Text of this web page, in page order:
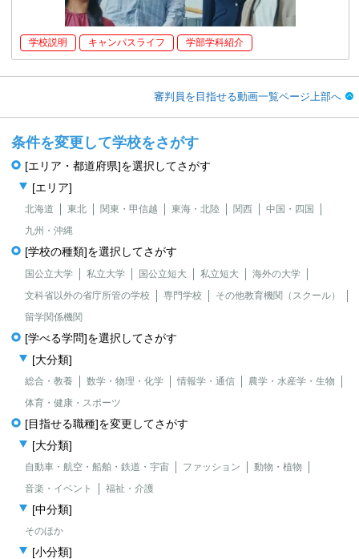
学校説明 キャンパスライフ 学部学科紹介
審判員を目指せる動画一覧ページ上部へ
条件を変更して学校をさがす
[エリア・都道府県]を選択してさがす
[エリア]
北海道 東北 関東・甲信越 東海・北陸 関西
中国・四国
九州・沖縄
[学校の種類]を選択してさがす
国公立大学 私立大学 国公立短大 私立短大
海外の大学
文科省以外の省庁所管の学校
専門学校
その他教育機関（スクール）
留学関係機関
[学べる学問]を選択してさがす
[大分類]
総合・教養 数学・物理・化学 情報学・通信
農学・水産学・生物
体育・健康・スポーツ
[目指せる職種]を変更してさがす
[大分類]
自動車・航空・船舶・鉄道・宇宙 ファッション
動物・植物
音楽・イベント
福祉・介護
[中分類]
そのほか
[小分類]